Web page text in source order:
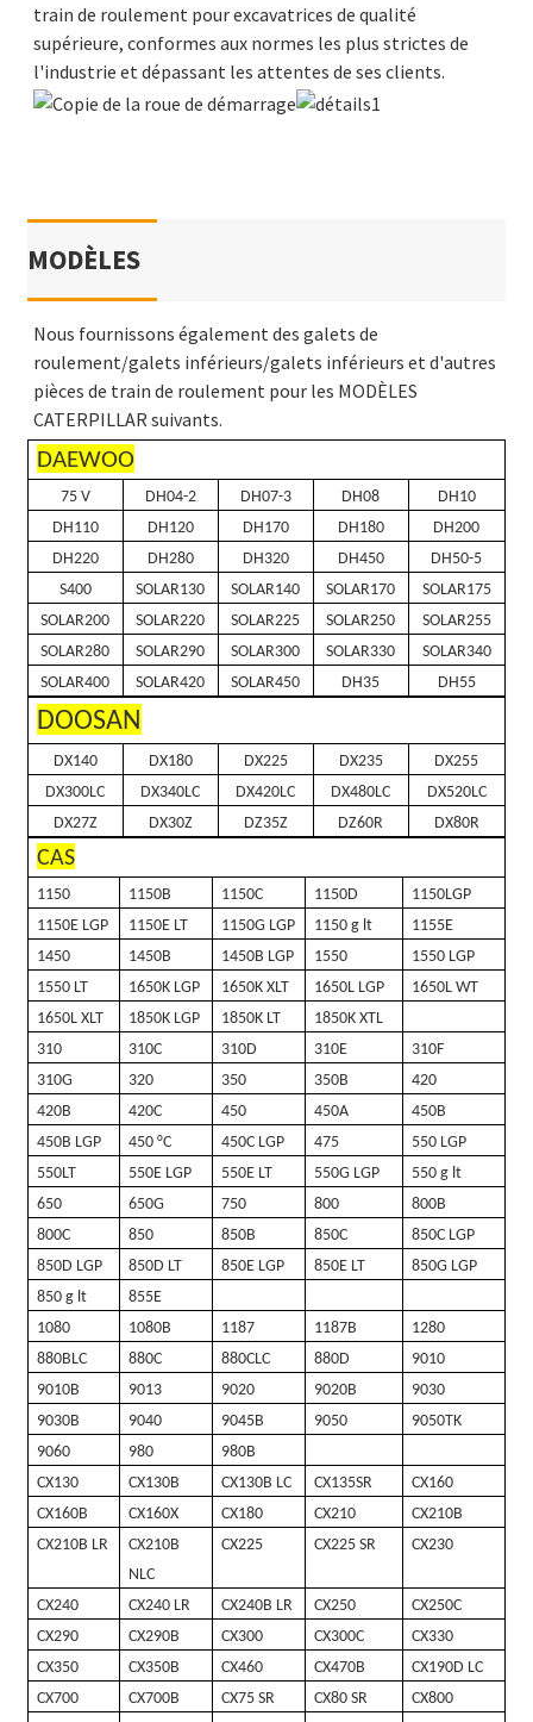
train de roulement pour excavatrices de qualité
supérieure, conformes aux normes les plus strictes de
l'industrie et dépassant les attentes de ses clients.
MODÈLES
Nous fournissons également des galets de
roulement/galets inférieurs/galets inférieurs et d'autres
pièces de train de roulement pour les MODÈLES
CATERPILLAR suivants.
DAEWOO
75 V DH04-2 DH07-3 DH08
DH10
DH110
DH120 DH170 DH180
DH200
DH220
DH280 DH320 DH450
DH50-5
S400
SOLAR130 SOLAR140 SOLAR170
SOLAR175
SOLAR200
SOLAR220 SOLAR225 SOLAR250
SOLAR255
SOLAR280
SOLAR290 SOLAR300 SOLAR330
SOLAR340
SOLAR400
SOLAR420 SOLAR450 DH35 DH55
DOOSAN
DX140 DX180 DX225 DX235
DX255
DX300LC
DX340LC DX420LC DX480LC
DX520LC
DX27Z
DX30Z DZ35Z DZ60R DX80R
CAS
1150 1150B 1150C 1150D
1150LGP
1150E LGP
1150E LT 1150G LGP 1150 g lt
1155E
1450
1450B 1450B LGP 1550
1550 LGP
1550 LT
1650K LGP 1650K XLT 1650L LGP
1650L WT
1650L XLT
1850K LGP 1850K LT
1850K XTL
310
310C 310D 310E
310F
310G
320 350 350B
420
420B
420C 450 450A
450B
450B LGP
450 °C 450C LGP 475
550 LGP
550LT
550E LGP 550E LT 550G LGP
550 g lt
650
650G 750 800
800B
800C
850 850B 850C
850C LGP
850D LGP
850D LT 850E LGP 850E LT
850G LGP
850 g lt
855E
1080
1080B 1187 1187B
1280
880BLC
880C 880CLC 880D
9010
9010B
9013 9020 9020B
9030
9030B
9040 9045B 9050
9050TK
9060
980
980B
CX130
CX130B CX130B LC CX135SR
CX160
CX160B
CX160X CX180 CX210
CX210B
CX210B LR
CX210B
NLC
CX225 CX225 SR CX230
CX240 CX240 LR CX240B LR CX250
CX250C
CX290
CX290B CX300 CX300C
CX330
CX350
CX350B CX460 CX470B
CX190D LC
CX700
CX700B CX75 SR CX80 SR
CX800